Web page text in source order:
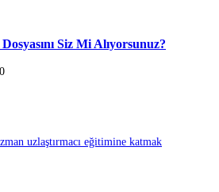
Siz Mi Alıyorsunuz?
uzlaştırmacı eğitimine katmak